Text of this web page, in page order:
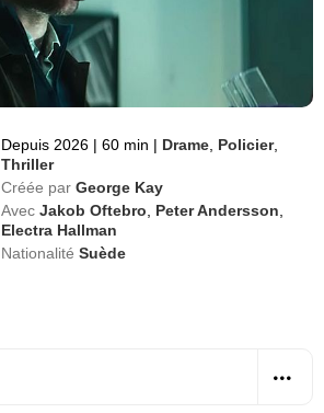
Depuis 2026 | 60 min | Drame Policier,
Thriller
Créée par George Kay
Avec Jakob Oftebro Peter Andersson
Electra Hallman
Nationalité Suède